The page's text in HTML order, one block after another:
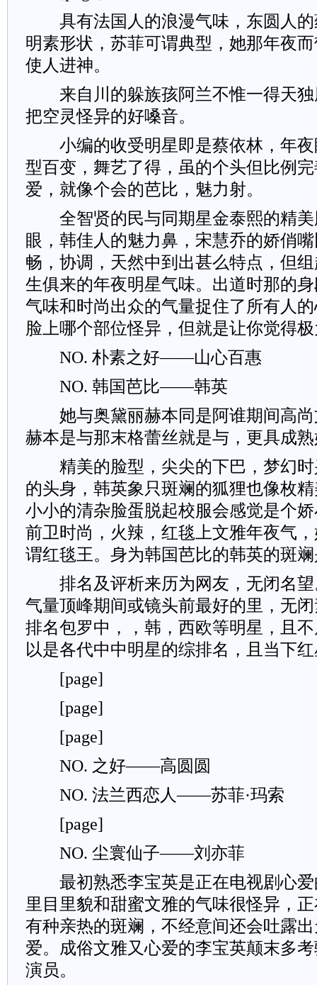
具有法国人的浪漫气味，东圆人的
明素形状，苏菲可谓典型，她那年夜
使人进神。
来自川的躲族孩阿兰不惟一得天独
把空灵怪异的好嗓音。
小编的收受明星即是蔡依林，年夜
型百变，舞艺了得，虽的个头但比例
爱，就像个会的芭比，魅力射。
全智贤的民与同期星金泰熙的精美
眼，韩佳人的魅力鼻，宋慧乔的娇俏
畅，协调，天然中到出甚么特点，但
生俱来的年夜明星气味。出道时那的
气味和时尚出众的气量捉住了所有人
脸上哪个部位怪异，但就是让你觉得
NO. 朴素之好——山心百惠
NO. 韩国芭比——韩英
她与奥黛丽赫本同是阿谁期间高尚
赫本是与那末格蕾丝就是与，更具成
精美的脸型，尖尖的下巴，梦幻时
的头身，韩英象只斑斓的狐狸也像枚
小小的清杂脸蛋脱起校服会感觉是个
前卫时尚，火辣，红毯上文雅年夜气
谓红毯王。身为韩国芭比的韩英的斑
排名及评析来历为网友，无闭名望
气量顶峰期间或镜头前最好的里，无
排名包罗中，，韩，西欧等明星，且
以是各代中中明星的综排名，且当下
[page]
[page]
[page]
NO. 之好——高圆圆
NO. 法兰西恋人——苏菲·玛索
[page]
NO. 尘寰仙子——刘亦菲
最初熟悉李宝英是正在电视剧心爱
里目里貌和甜蜜文雅的气味很怪异，
有种亲热的斑斓，不经意间还会吐露
爱。成俗文雅又心爱的李宝英颠末多
演员。